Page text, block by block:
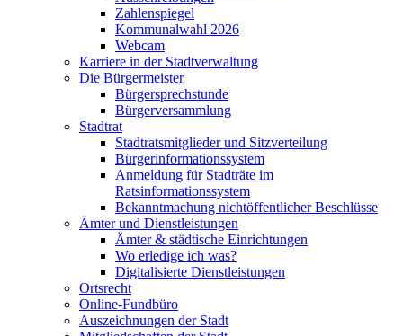
Zahlenspiegel
Kommunalwahl 2026
Webcam
Karriere in der Stadtverwaltung
Die Bürgermeister
Bürgersprechstunde
Bürgerversammlung
Stadtrat
Stadtratsmitglieder und Sitzverteilung
Bürgerinformationssystem
Anmeldung für Stadträte im
Ratsinformationssystem
Bekanntmachung nichtöffentlicher Beschlüsse
Ämter und Dienstleistungen
Ämter & städtische Einrichtungen
Wo erledige ich was?
Digitalisierte Dienstleistungen
Ortsrecht
Online-Fundbüro
Auszeichnungen der Stadt